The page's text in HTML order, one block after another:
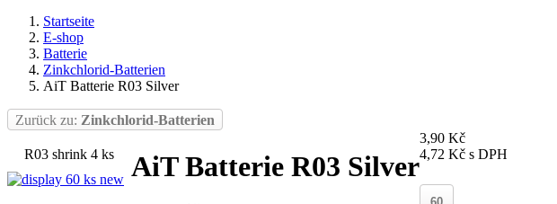
Startseite
E-shop
Batterie
Zinkchlorid-Batterien
AiT Batterie R03 Silver
Zurück zu: Zinkchlorid-Batterien
R03 shrink 4 ks AiT Batterie R03 Silver
3,90 Kč
4,72 Kč s DPH